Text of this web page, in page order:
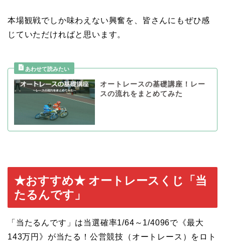
本場観戦でしか味わえない興奮を、皆さんにもぜひ感
じていただければと思います。
オートレースの基礎講座！レー
スの流れをまとめてみた
★おすすめ★ オートレースくじ「当
たるんです」
「当たるんです」は当選確率1/64～1/4096で《最大
143万円》が当たる！公営競技（オートレース）をロト